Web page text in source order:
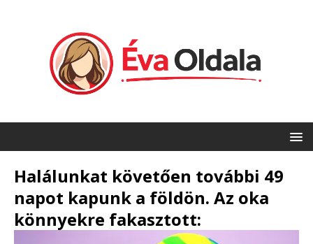
Halálunkat követően további 49
napot kapunk a földön. Az oka
könnyekre fakasztott: